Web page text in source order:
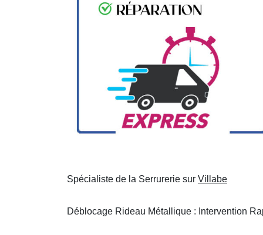
Spécialiste de la Serrurerie sur Villabe
Déblocage Rideau Métallique : Intervention